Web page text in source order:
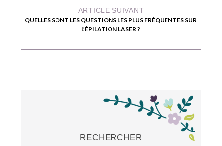
ARTICLE SUIVANT
QUELLES SONT LES QUESTIONS LES PLUS FRÉQUENTES SUR
L’ÉPILATION LASER ?
RECHERCHER